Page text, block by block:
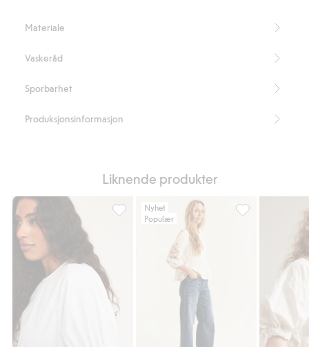
Materiale
Vaskeråd
Sporbarhet
Produksjonsinformasjon
Liknende produkter
Topp i bomullspoplin, Legg til i favoriter
Nyhet
Populær
Brodert